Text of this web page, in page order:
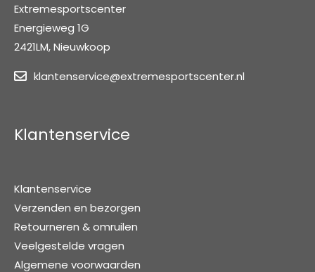
Extremesportscenter
Energieweg 1G
2421LM, Nieuwkoop
klantenservice@extremesportscenter.nl
Klantenservice
Klantenservice
Verzenden en bezorgen
Retourneren & omruilen
Veelgestelde vragen
Algemene voorwaarden